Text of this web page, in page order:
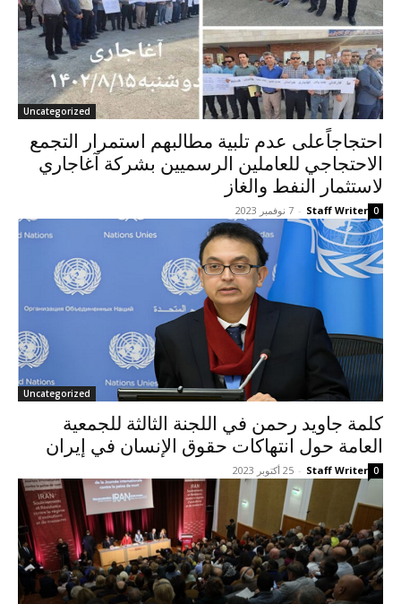
Uncategorized
احتجاجاًعلى عدم تلبية مطالبهم استمرار التجمع
الاحتجاجي للعاملين الرسميين بشركة آغاجاري
لاستثمار النفط والغاز
Staff Writer
- 7 نوفمبر 2023 0
Uncategorized
كلمة جاويد رحمن في اللجنة الثالثة للجمعية
العامة حول انتهاكات حقوق الإنسان في إيران
Staff Writer
- 25 أكتوبر 2023 0